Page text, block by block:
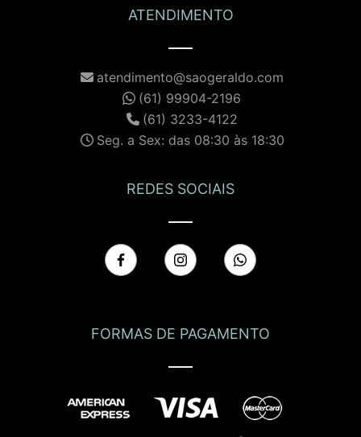
ATENDIMENTO
atendimento@saogeraldo.com
(61) 99904-2196
(61) 3233-4122
Seg. a Sex: das 08:30 às 18:30
REDES SOCIAIS
FORMAS DE PAGAMENTO